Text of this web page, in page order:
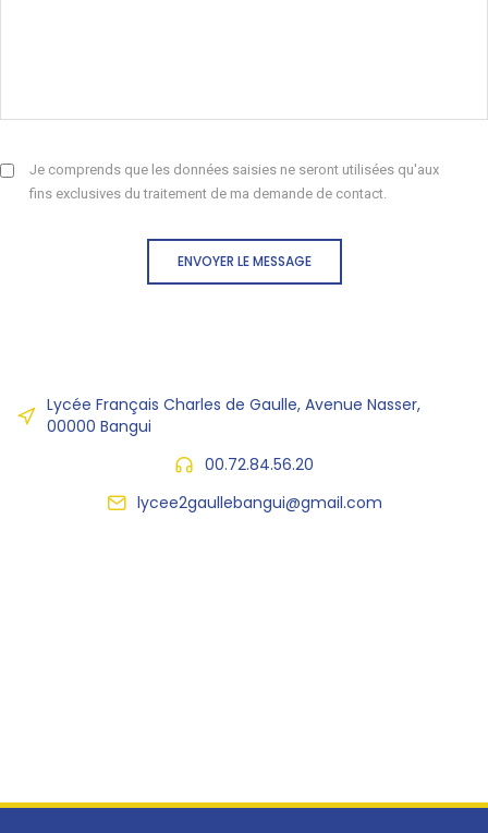
Je comprends que les données saisies ne seront utilisées qu'aux
fins exclusives du traitement de ma demande de contact.
ENVOYER LE MESSAGE
Lycée Français Charles de Gaulle, Avenue Nasser,
00000 Bangui
00.72.84.56.20
lycee2gaullebangui@gmail.com